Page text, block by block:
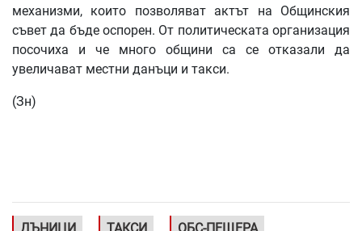
механизми, които позволяват актът на Общинския
съвет да бъде оспорен. От политическата организация
посочиха и че много общини са се отказали да
увеличават местни данъци и такси.
(Зн)
ДЪНИЦИ ТАКСИ ОБС-ПЕЩЕРА